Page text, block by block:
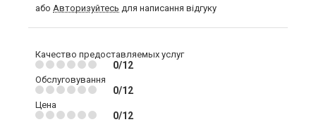
або Авторизуйтесь для написання відгуку
Качество предоставляемых услуг
0/12
Обслуговування
0/12
Цена
0/12